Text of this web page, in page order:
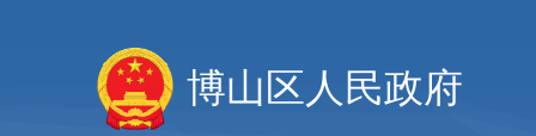
博山区人民政府